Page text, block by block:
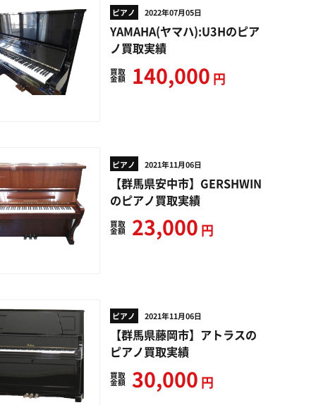
ピアノ 2022年07月05日
YAMAHA(ヤマハ):U3Hのピア
ノ買取実績
買取
金額 140,000 円
ピアノ 2021年11月06日
【群馬県安中市】GERSHWIN
のピアノ買取実績
買取
金額 23,000 円
ピアノ 2021年11月06日
【群馬県藤岡市】アトラスの
ピアノ買取実績
買取
金額 30,000 円